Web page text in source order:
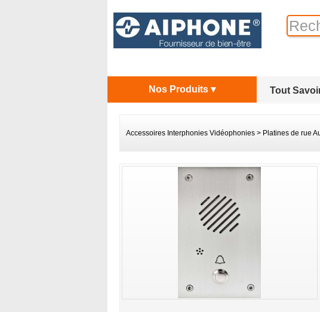
Tout
Nos Produits ▾
Accessoires Interphonies Vidéophonies> Platines de rue